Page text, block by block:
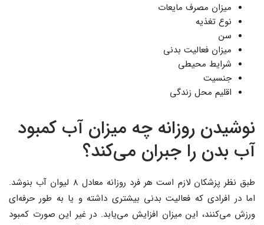
میزان مصرف مایعات
نوع تغذیه
سن
میزان فعالیت بدنی
شرایط محیطی
جنسیت
اقلیم محل زندگی
نوشیدن روزانه چه میزان آب کمبود
آب بدن را جبران می‌کند؟
طبق نظر پزشکان لازم است هر فرد روزانه معادل ۸ لیوان آب بنوشد.
اما در افرادی که فعالیت بدنی بیشتری داشته و یا به طور حرفه‌ای
ورزش می‌کنند، این میزان افزایش می‌یابد. در غیر این صورت کمبود